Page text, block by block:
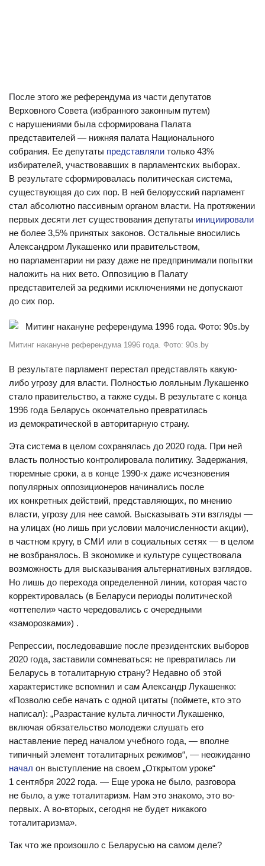
После этого же референдума из части депутатов
Верховного Совета (избранного законным путем)
с нарушениями была сформирована Палата
представителей — нижняя палата Национального
собрания. Ее депутаты представляли только 43%
избирателей, участвовавших в парламентских выборах.
В результате сформировалась политическая система,
существующая до сих пор. В ней белорусский парламент
стал абсолютно пассивным органом власти. На протяжении
первых десяти лет существования депутаты инициировали
не более 3,5% принятых законов. Остальные вносились
Александром Лукашенко или правительством,
но парламентарии ни разу даже не предпринимали попытки
наложить на них вето. Оппозицию в Палату
представителей за редкими исключениями не допускают
до сих пор.
Митинг накануне референдума 1996 года. Фото: 90s.by
В результате парламент перестал представлять какую-
либо угрозу для власти. Полностью лояльным Лукашенко
стало правительство, а также суды. В результате с конца
1996 года Беларусь окончательно превратилась
из демократической в авторитарную страну.
Эта система в целом сохранялась до 2020 года. При ней
власть полностью контролировала политику. Задержания,
тюремные сроки, а в конце 1990-х даже исчезновения
популярных оппозиционеров начинались после
их конкретных действий, представляющих, по мнению
власти, угрозу для нее самой. Высказывать эти взгляды —
на улицах (но лишь при условии малочисленности акции),
в частном кругу, в СМИ или в социальных сетях — в целом
не возбранялось. В экономике и культуре существовала
возможность для высказывания альтернативных взглядов.
Но лишь до перехода определенной линии, которая часто
корректировалась (в Беларуси периоды политической
«оттепели» часто чередовались с очередными
«заморозками») .
Репрессии, последовавшие после президентских выборов
2020 года, заставили сомневаться: не превратилась ли
Беларусь в тоталитарную страну? Недавно об этой
характеристике вспомнил и сам Александр Лукашенко:
«Позволю себе начать с одной цитаты (поймете, кто это
написал): „Разрастание культа личности Лукашенко,
включая обязательство молодежи слушать его
наставление перед началом учебного года, — вполне
типичный элемент тоталитарных режимов“, — неожиданно
начал он выступление на своем „Открытом уроке“
1 сентября 2022 года. — Еще урока не было, разговора
не было, а уже тоталитаризм. Нам это знакомо, это во-
первых. А во-вторых, сегодня не будет никакого
тоталитаризма».
Так что же произошло с Беларусью на самом деле?